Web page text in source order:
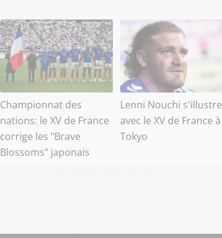
Championnat des
nations: le XV de France
corrige les "Brave
Blossoms" japonais
Lenni Nouchi s'illustre
avec le XV de France à
Tokyo